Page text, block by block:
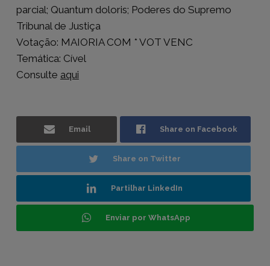
parcial; Quantum doloris; Poderes do Supremo
Tribunal de Justiça
Votação: MAIORIA COM * VOT VENC
Temática: Cível
Consulte aqui
Email Share on Facebook
Share on Twitter
Partilhar LinkedIn
Enviar por WhatsApp